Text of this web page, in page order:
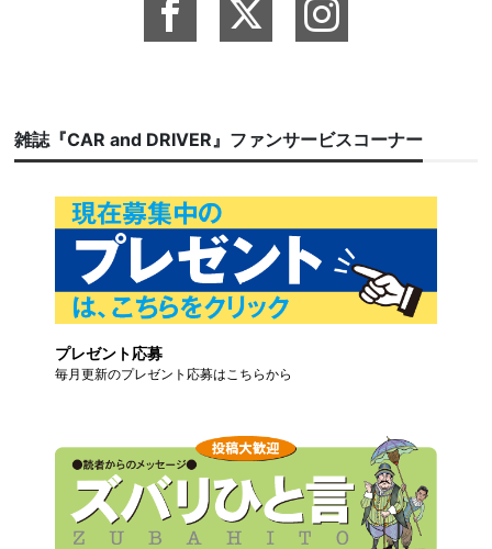
雑誌『CAR and DRIVER』ファンサービスコーナー
プレゼント応募
毎月更新のプレゼント応募はこちらから